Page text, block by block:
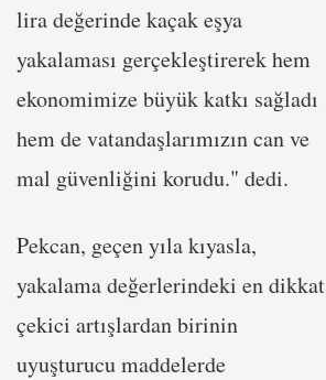
lira değerinde kaçak eşya
yakalaması gerçekleştirerek hem
ekonomimize büyük katkı sağladı
hem de vatandaşlarımızın can ve
mal güvenliğini korudu." dedi.
Pekcan, geçen yıla kıyasla,
yakalama değerlerindeki en dikkat
çekici artışlardan birinin
uyuşturucu maddelerde